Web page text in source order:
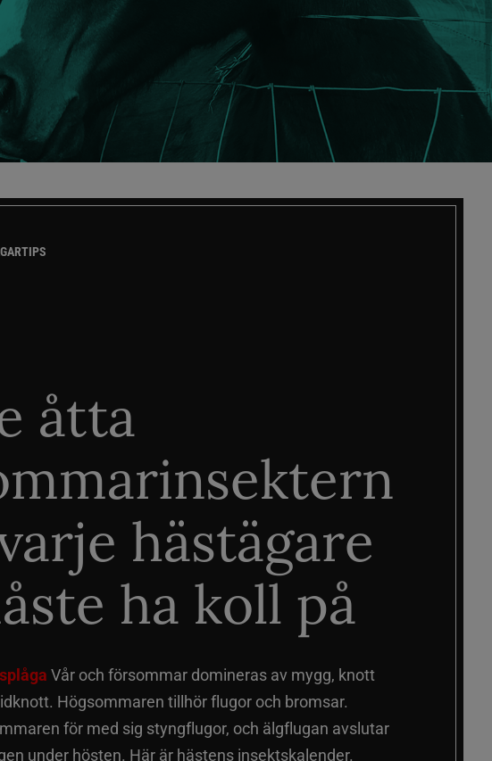
åtta
hästägare
ha koll på
Vår och försommar domineras av mygg, knott
Högsommaren tillhör flugor och bromsar.
för med sig styngflugor, och älgflugan avslutar
under hösten. Här är hästens insektskalender.